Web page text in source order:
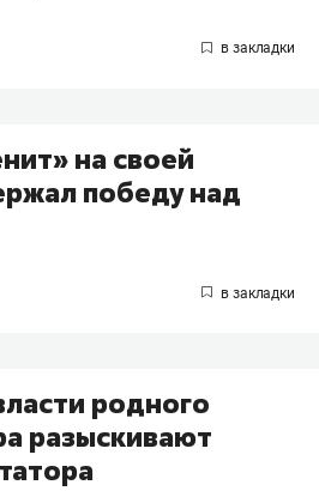
на своей
победу над
родного
разыскивают